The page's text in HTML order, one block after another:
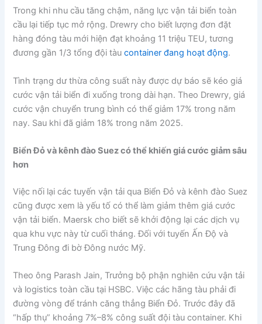
Trong khi nhu cầu tăng chậm, năng lực vận tải biển toàn
cầu lại tiếp tục mở rộng. Drewry cho biết lượng đơn đặt
hàng đóng tàu mới hiện đạt khoảng 11 triệu TEU, tương
đương gần 1/3 tổng đội tàucontainer đang hoạt động.
Tình trạng dư thừa công suất này được dự báo sẽ kéo giá
cước vận tải biển đi xuống trong dài hạn. Theo Drewry, giá
cước vận chuyển trung bình có thể giảm 17% trong năm
nay. Sau khi đã giảm 18% trong năm 2025.
Biển Đỏ và kênh đào Suez có thể khiến giá cước giảm sâu
hơn
Việc nối lại các tuyến vận tải qua Biển Đỏ và kênh đào Suez
cũng được xem là yếu tố có thể làm giảm thêm giá cước
vận tải biển. Maersk cho biết sẽ khởi động lại các dịch vụ
qua khu vực này từ cuối tháng. Đối với tuyến Ấn Độ và
Trung Đông đi bờ Đông nước Mỹ.
Theo ông Parash Jain, Trưởng bộ phận nghiên cứu vận tải
và logistics toàn cầu tại HSBC. Việc các hãng tàu phải đi
đường vòng để tránh căng thẳng Biển Đỏ. Trước đây đã
“hấp thụ” khoảng 7%–8% công suất đội tàu container. Khi